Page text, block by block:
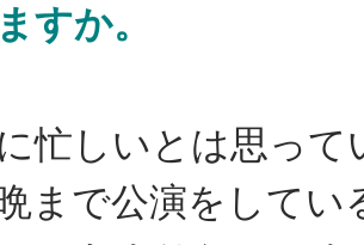
すか。
忙しいとは思っ
まで公演をしてい